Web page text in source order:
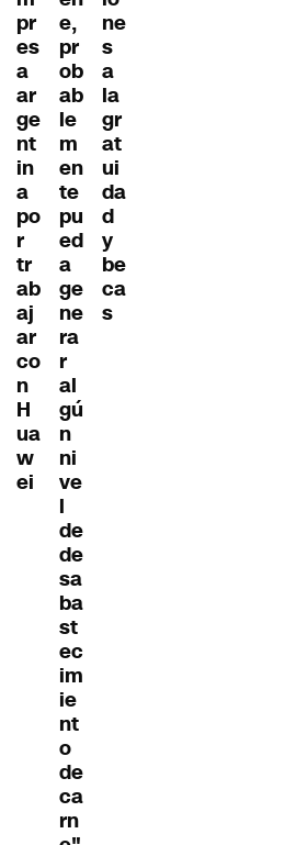
pr
es
a
ar
ge
nt
in
a
po
r
tr
ab
aj
ar
co
n
H
ua
w
ei
e,
pr
ob
ab
le
m
en
te
pu
ed
a
ge
ne
ra
r
al
gú
n
ni
ve
l
de
de
sa
ba
st
ec
im
ie
nt
o
de
ca
rn
ne
s
a
la
gr
at
ui
da
d
y
be
ca
s